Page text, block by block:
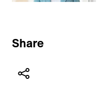
Share